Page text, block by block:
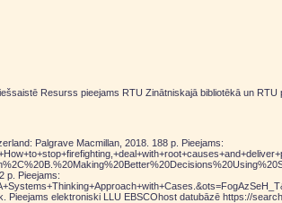
Resurss pieejams RTU Zinātniskajā bibliotēkā un RTU
Palgrave Macmillan, 2018. 188 p. Pieejams:
p. Pieejams:
elektroniski LLU EBSCOhost datubāzē https://